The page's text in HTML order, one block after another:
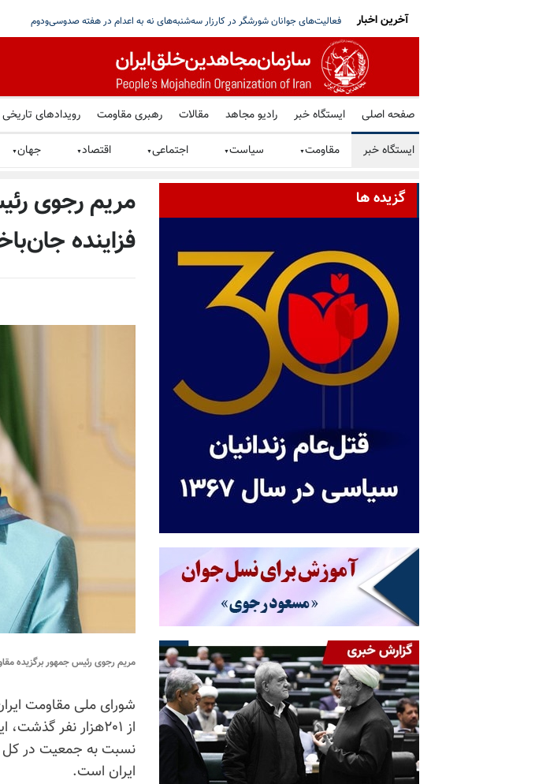
برگزاری میز کتاب توسط هواداران سازمان مجاهدین در گرامیداشت یاد شهیدان قیام سراسری در پیشرفت کرده‌ایم، قطر: تلاش‌ها ادامه دارد
آخرین اخبار
صفحه اصلی ایستگاه خبر رادیو مجاهد مقالات رهبری مقاومت رویدادهای تاریخی
ایستگاه خبر مقاومت▼ سیاست▼ اجتماعی▼ اقتصاد▼ جهان▼
مریم رجوی
فزاینده
مریم رجوی رئیس جمهور برگزیده
شورای ملی مقاومت
از ۲۰۱هزار نفر
نسبت به جمعیت در کل
ایران است.
گزیده ها